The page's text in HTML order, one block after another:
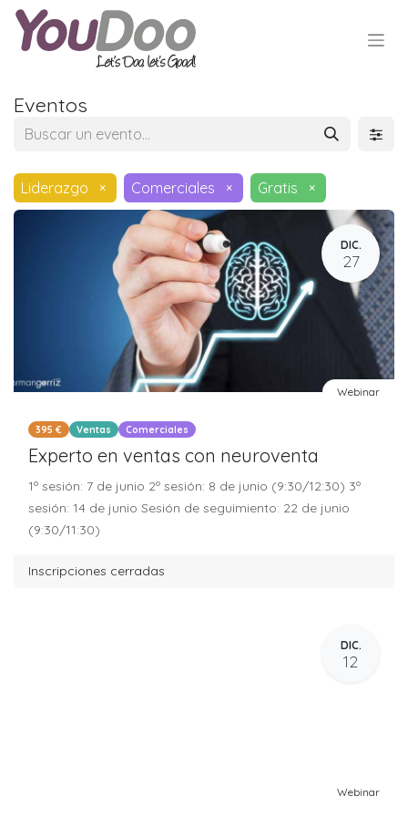
Eventos
Liderazgo × Comerciales × Gratis ×
DIC.
27
Webinar
395 € Ventas Comerciales
Experto en ventas con neuroventa
1º sesión: 7 de junio 2º sesión: 8 de junio (9:30/12:30) 3º
sesión: 14 de junio Sesión de seguimiento: 22 de junio
(9:30/11:30)
Inscripciones cerradas
DIC.
12
Webinar